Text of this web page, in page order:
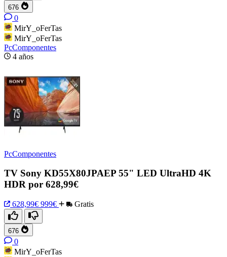
676
0
MirY_oFerTas
MirY_oFerTas
PcComponentes
4 años
PcComponentes
TV Sony KD55X80JPAEP 55" LED UltraHD 4K
HDR por 628,99€
628,99€ 999€ Gratis
676
0
MirY_oFerTas